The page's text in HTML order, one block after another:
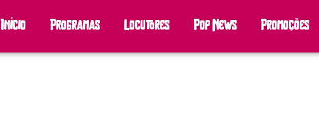
Início Programas Locutores Pop News Promoções